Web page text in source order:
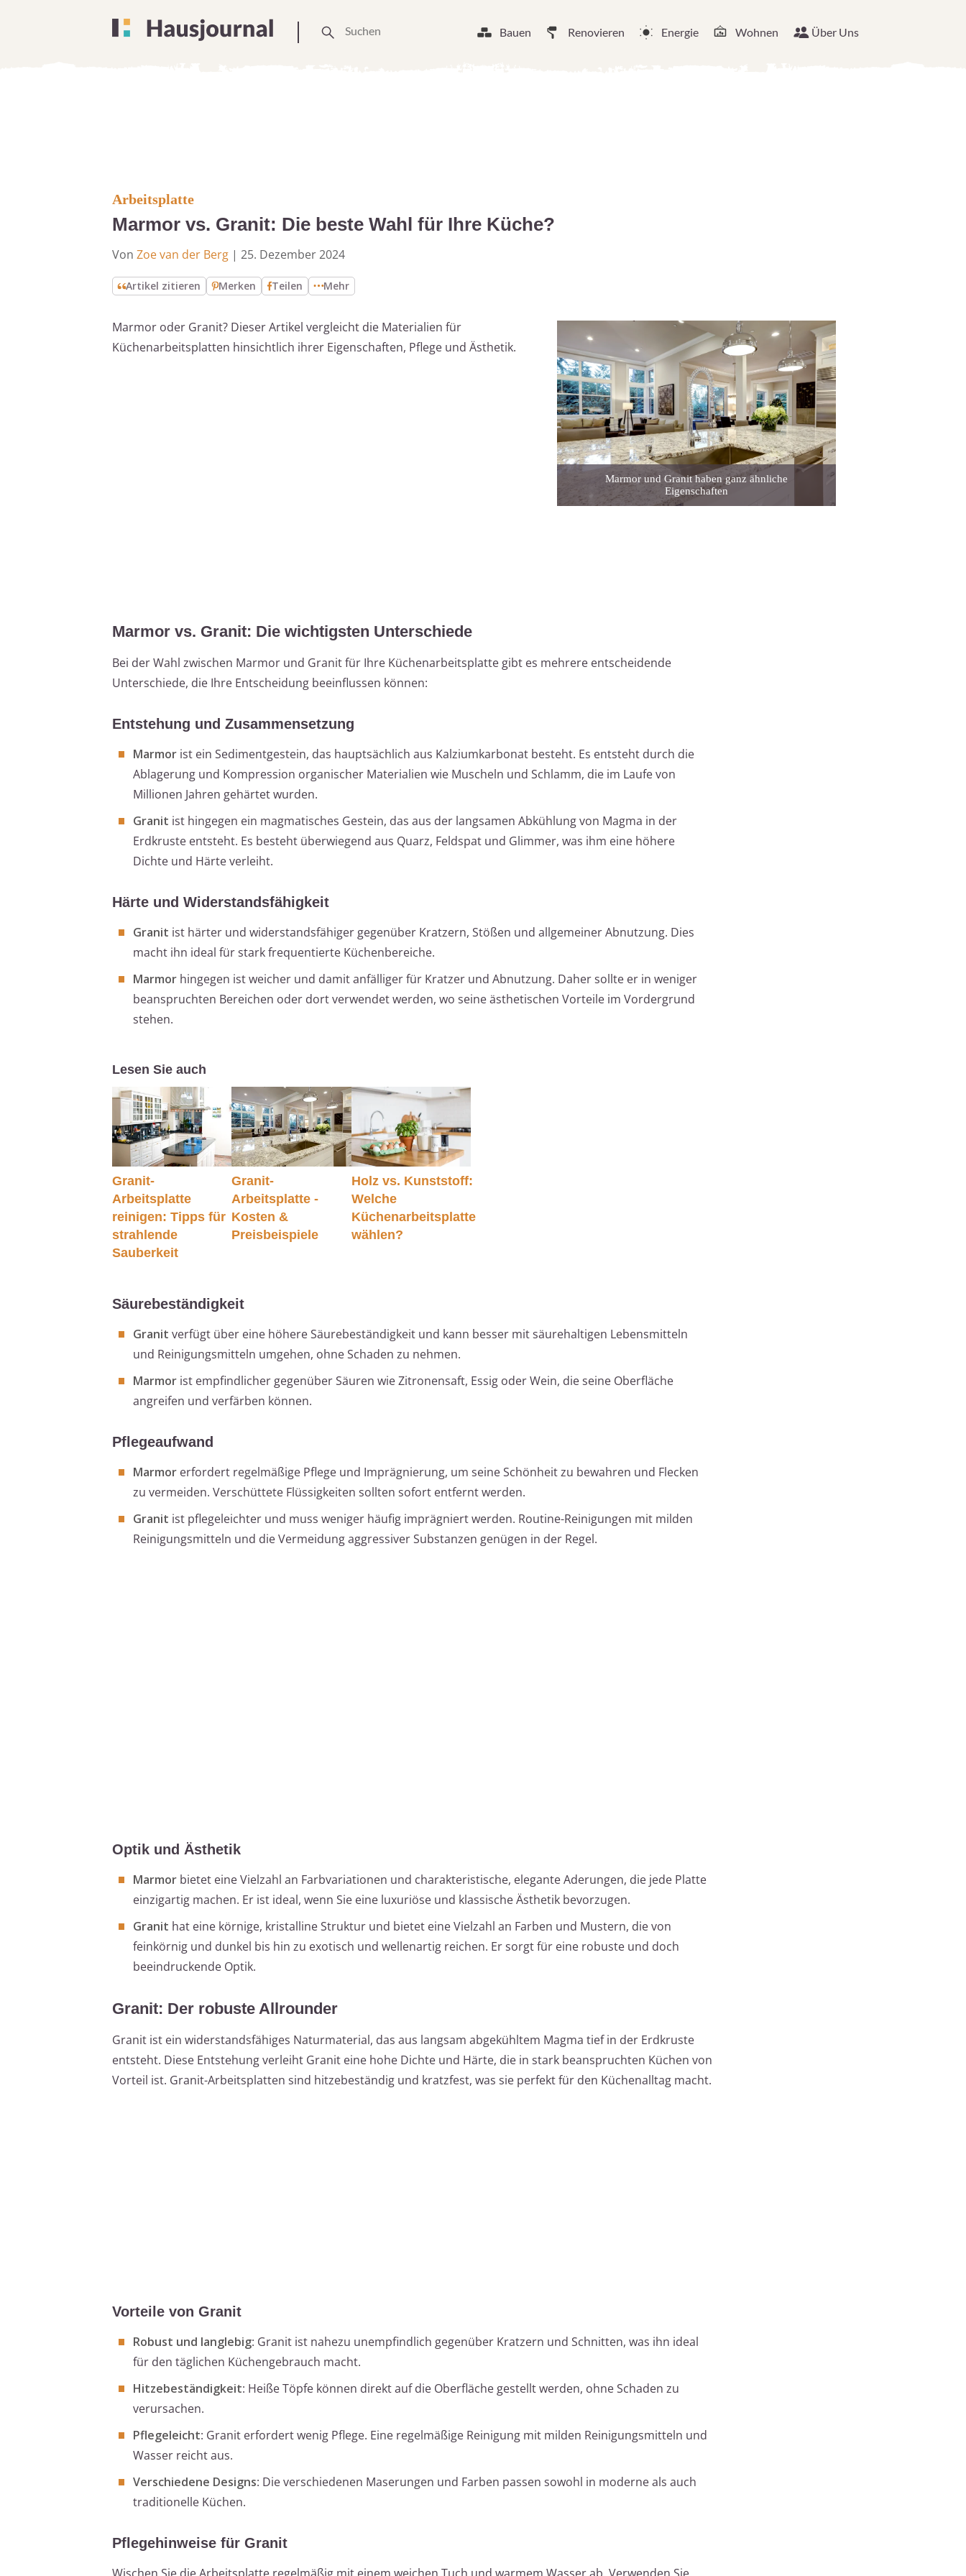
Bauen Renovieren Energie Wohnen Über Uns
Arbeitsplatte
Marmor vs. Granit: Die beste Wahl für Ihre Küche?
Von Zoe van der Berg | 25. Dezember 2024
Artikel zitieren Merken Teilen Mehr
Marmor oder Granit? Dieser Artikel vergleicht die Materialien für
Küchenarbeitsplatten hinsichtlich ihrer Eigenschaften, Pflege und Ästhetik.
Marmor und Granit haben ganz ähnliche
Eigenschaften
Marmor vs. Granit: Die wichtigsten Unterschiede
Bei der Wahl zwischen Marmor und Granit für Ihre Küchenarbeitsplatte gibt es mehrere entscheidende
Unterschiede, die Ihre Entscheidung beeinflussen können:
Entstehung und Zusammensetzung
Marmor ist ein Sedimentgestein, das hauptsächlich aus Kalziumkarbonat besteht. Es entsteht durch die
Ablagerung und Kompression organischer Materialien wie Muscheln und Schlamm, die im Laufe von
Millionen Jahren gehärtet wurden.
Granit ist hingegen ein magmatisches Gestein, das aus der langsamen Abkühlung von Magma in der
Erdkruste entsteht. Es besteht überwiegend aus Quarz, Feldspat und Glimmer, was ihm eine höhere
Dichte und Härte verleiht.
Härte und Widerstandsfähigkeit
Granit ist härter und widerstandsfähiger gegenüber Kratzern, Stößen und allgemeiner Abnutzung. Dies
macht ihn ideal für stark frequentierte Küchenbereiche.
Marmor hingegen ist weicher und damit anfälliger für Kratzer und Abnutzung. Daher sollte er in weniger
beanspruchten Bereichen oder dort verwendet werden, wo seine ästhetischen Vorteile im Vordergrund
stehen.
Lesen Sie auch
Granit-
Arbeitsplatte
reinigen: Tipps für
strahlende
Sauberkeit
Granit-
Arbeitsplatte -
Kosten &
Preisbeispiele
Holz vs. Kunststoff:
Welche
Küchenarbeitsplatte
wählen?
Säurebeständigkeit
Granit verfügt über eine höhere Säurebeständigkeit und kann besser mit säurehaltigen Lebensmitteln
und Reinigungsmitteln umgehen, ohne Schaden zu nehmen.
Marmor ist empfindlicher gegenüber Säuren wie Zitronensaft, Essig oder Wein, die seine Oberfläche
angreifen und verfärben können.
Pflegeaufwand
Marmor erfordert regelmäßige Pflege und Imprägnierung, um seine Schönheit zu bewahren und Flecken
zu vermeiden. Verschüttete Flüssigkeiten sollten sofort entfernt werden.
Granit ist pflegeleichter und muss weniger häufig imprägniert werden. Routine-Reinigungen mit milden
Reinigungsmitteln und die Vermeidung aggressiver Substanzen genügen in der Regel.
Optik und Ästhetik
Marmor bietet eine Vielzahl an Farbvariationen und charakteristische, elegante Aderungen, die jede Platte
einzigartig machen. Er ist ideal, wenn Sie eine luxuriöse und klassische Ästhetik bevorzugen.
Granit hat eine körnige, kristalline Struktur und bietet eine Vielzahl an Farben und Mustern, die von
feinkörnig und dunkel bis hin zu exotisch und wellenartig reichen. Er sorgt für eine robuste und doch
beeindruckende Optik.
Granit: Der robuste Allrounder
Granit ist ein widerstandsfähiges Naturmaterial, das aus langsam abgekühltem Magma tief in der Erdkruste
entsteht. Diese Entstehung verleiht Granit eine hohe Dichte und Härte, die in stark beanspruchten Küchen von
Vorteil ist. Granit-Arbeitsplatten sind hitzebeständig und kratzfest, was sie perfekt für den Küchenalltag macht.
Vorteile von Granit
Robust und langlebig: Granit ist nahezu unempfindlich gegenüber Kratzern und Schnitten, was ihn ideal
für den täglichen Küchengebrauch macht.
Hitzebeständigkeit: Heiße Töpfe können direkt auf die Oberfläche gestellt werden, ohne Schaden zu
verursachen.
Pflegeleicht: Granit erfordert wenig Pflege. Eine regelmäßige Reinigung mit milden Reinigungsmitteln und
Wasser reicht aus.
Verschiedene Designs: Die verschiedenen Maserungen und Farben passen sowohl in moderne als auch
traditionelle Küchen.
Pflegehinweise für Granit